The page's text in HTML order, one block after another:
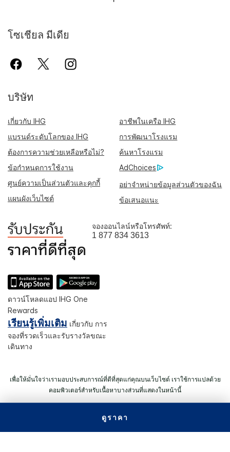
ดูราคา
โซเชียล มีเดีย
บริษัท
เกี่ยวกับ IHG
อาชีพในเครือ IHG
แบรนด์ระดับโลกของ IHG
การพัฒนาโรงแรม
ต้องการความช่วยเหลือหรือไม่?
ค้นหาโรงแรม
ข้อกำหนดการใช้งาน
AdChoices
ศูนย์ความเป็นส่วนตัวและคุกกี้
อย่าจำหน่ายข้อมูลส่วนตัวของฉัน
แผนผังเว็บไซต์
ข้อเสนอแนะ
จองออนไลน์หรือโทรศัพท์:
1 877 834 3613
ดาวน์โหลดแอป IHG One
Rewards
เรียนรู้เพิ่มเติม เกี่ยวกับ การ
จองที่รวดเร็วและรับรางวัลขณะ
เดินทาง
เพื่อให้มั่นใจว่าเรามอบประสบการณ์ที่ดีที่สุดแก่คุณบนเว็บไซต์ เราใช้การแปลด้วย
คอมพิวเตอร์สำหรับเนื้อหาบางส่วนที่แสดงในหน้านี้
© 2026 IHG สงวนลิขสิทธิ์ โรงแรมส่วนใหญ่ถือกรรมสิทธิ์ และดำเนิน